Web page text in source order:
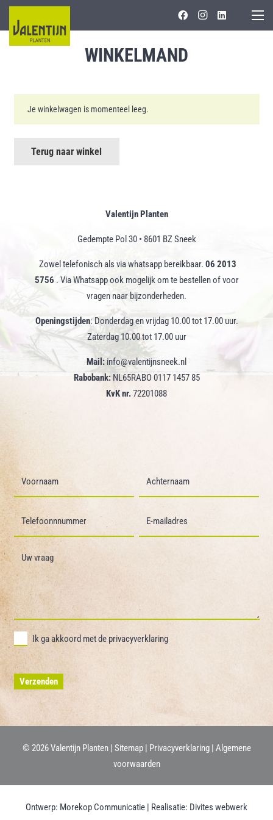
WINKELMAND
Je winkelwagen is momenteel leeg.
Terug naar winkel
Valentijn Planten
Gedempte Pol 30 • 8601 BZ Sneek
Zowel telefonisch als via whatsapp bereikbaar. 06 2013
5756 . Via Whatsapp ook mogelijk om te bestellen of voor
vragen naar bijzonderheden.
Openingstijden: Donderdag en vrijdag 10.00 tot 17.00 uur.
Zaterdag 10.00 tot 17.00 uur
Mail: info@valentijnsneek.nl
Rabobank:NL65RABO 0117 1457 85
KvK nr.72201088
Ik ga akkoord met de privacyverklaring
© 2026 Valentijn Planten | Sitemap| Privacyverklaring| Algemene
voorwaarden
Ontwerp: Morekop Communicatie | Realisatie: Divites webwerk